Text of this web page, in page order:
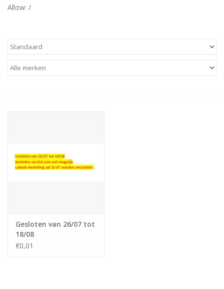
Allow: /
Gesloten van 26/07 tot
18/08
€0,01